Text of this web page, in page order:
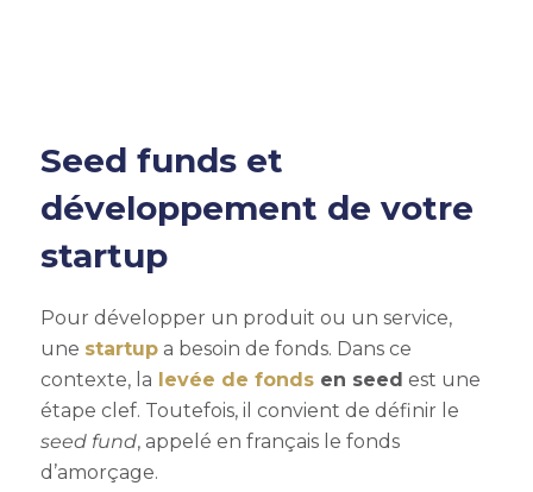
Seed funds et
développement de votre
startup
Pour développer un produit ou un service,
une startupa besoin de fonds. Dans ce
contexte, la levée de fondsen seed est une
étape clef. Toutefois, il convient de définir le
seed fund, appelé en français le fonds
d’amorçage.